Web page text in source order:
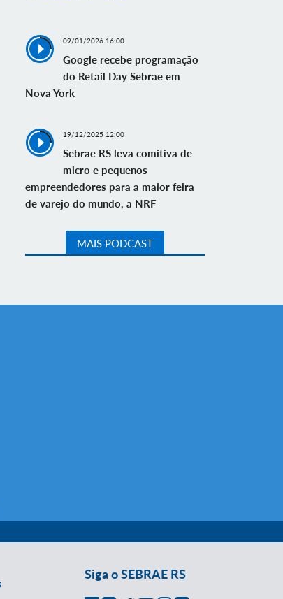
09/01/2026 16:00
Google recebe programação
do Retail Day Sebrae em
Nova York
19/12/2025 12:00
Sebrae RS leva comitiva de
micro e pequenos
empreendedores para a maior feira
de varejo do mundo, a NRF
MAIS PODCAST
Siga o SEBRAE RS